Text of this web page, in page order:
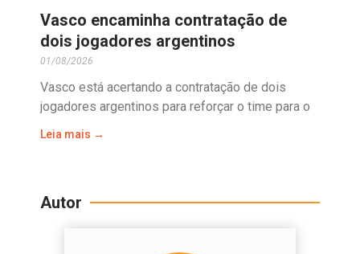
Vasco encaminha contratação de
dois jogadores argentinos
01/08/2026
Vasco está acertando a contratação de dois
jogadores argentinos para reforçar o time para o
Leia mais →
Autor